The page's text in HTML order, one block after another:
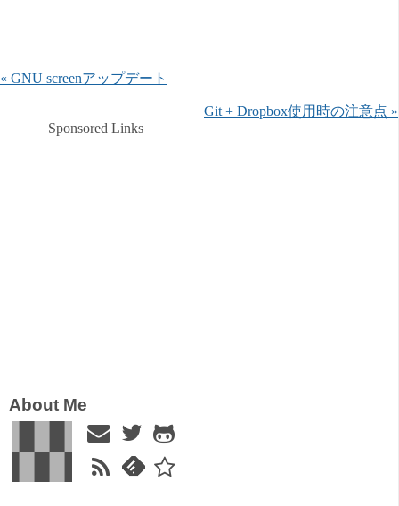
« GNU screenアップデート
Git + Dropbox使用時の注意点 »
Sponsored Links
About Me